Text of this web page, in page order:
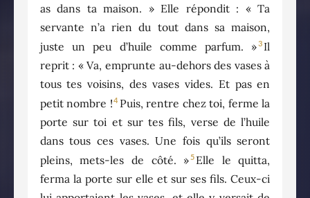
as dans ta maison. » Elle répondit : « Ta
servante n’a rien du tout dans sa maison,
juste un peu d’huile comme parfum. »3 Il
reprit : « Va, emprunte au-dehors des vases à
tous tes voisins, des vases vides. Et pas en
petit nombre !4 Puis, rentre chez toi, ferme la
porte sur toi et sur tes fils, verse de l’huile
dans tous ces vases. Une fois qu’ils seront
pleins, mets-les de côté. »5 Elle le quitta,
ferma la porte sur elle et sur ses fils. Ceux-ci